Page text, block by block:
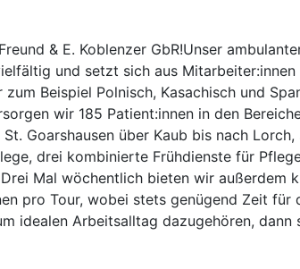
& E. Koblenzer GbR!Unser
und setzt sich aus
Beispiel Polnisch, Kasachisch und
wir 185 Patient:innen in den
Goarshausen über Kaub bis nach
drei kombinierte Frühdienste für
Mal wöchentlich bieten wir außerdem
pro Tour, wobei stets genügend Zeit
idealen Arbeitsalltag dazugehören,